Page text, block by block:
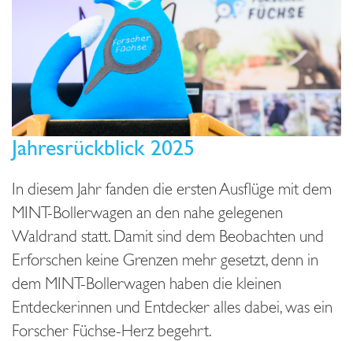
Jahresrückblick 2025
In diesem Jahr fanden die ersten Ausflüge mit dem
MINT-Bollerwagen an den nahe gelegenen
Waldrand statt. Damit sind dem Beobachten und
Erforschen keine Grenzen mehr gesetzt, denn in
dem MINT-Bollerwagen haben die kleinen
Entdeckerinnen und Entdecker alles dabei, was ein
Forscher Füchse-Herz begehrt.